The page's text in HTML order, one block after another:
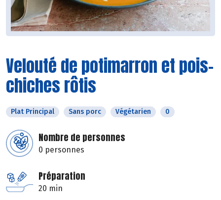
Velouté de potimarron et pois-
chiches rôtis
Plat Principal Sans porc Végétarien 0
Nombre de personnes
0 personnes
Préparation
20 min